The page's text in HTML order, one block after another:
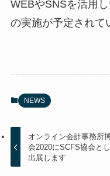
WEBやSNSを活用
の実施が予定されて
NEWS
オンライン会計事務所
会2020にSCFS協会と
出展します